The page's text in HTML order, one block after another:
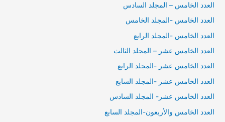
العدد الخامس – المجلد السادس
العدد الخامس -المجلد الخامس
العدد الخامس -المجلد الرابع
العدد الخامس عشر – المجلد الثالث
العدد الخامس عشر -المجلد الرابع
العدد الخامس عشر -المجلد السابع
العدد الخامس عشر- المجلد السادس
العدد الخامس والأربعون-المجلد السابع